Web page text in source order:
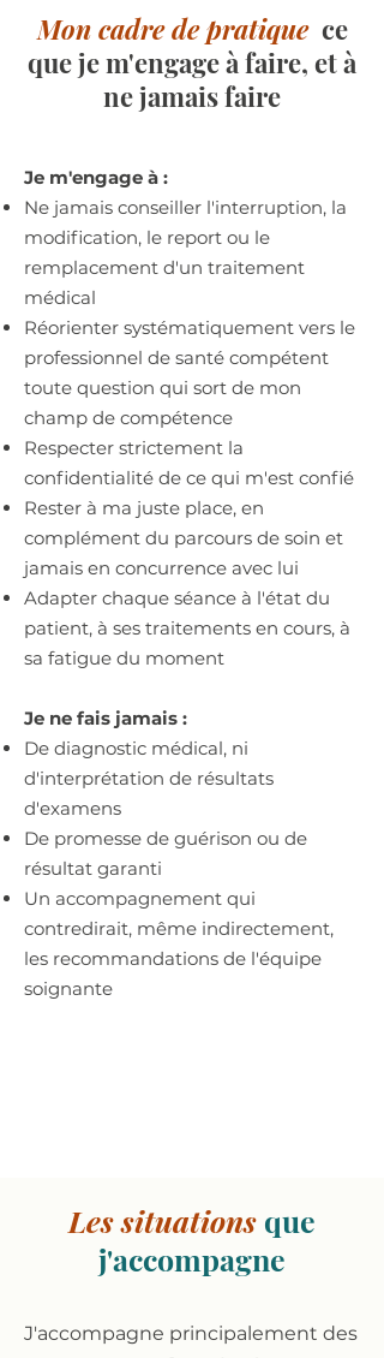
Mon cadre de pratique ce
que je m'engage à faire, et à
ne jamais faire
Je m'engage à :
Ne jamais conseiller l'interruption, la
modification, le report ou le
remplacement d'un traitement
médical
Réorienter systématiquement vers le
professionnel de santé compétent
toute question qui sort de mon
champ de compétence
Respecter strictement la
confidentialité de ce qui m'est confié
Rester à ma juste place, en
complément du parcours de soin et
jamais en concurrence avec lui
Adapter chaque séance à l'état du
patient, à ses traitements en cours, à
sa fatigue du moment
Je ne fais jamais :
De diagnostic médical, ni
d'interprétation de résultats
d'examens
De promesse de guérison ou de
résultat garanti
Un accompagnement qui
contredirait, même indirectement,
les recommandations de l'équipe
soignante
Les situations que
j'accompagne
J'accompagne principalement des